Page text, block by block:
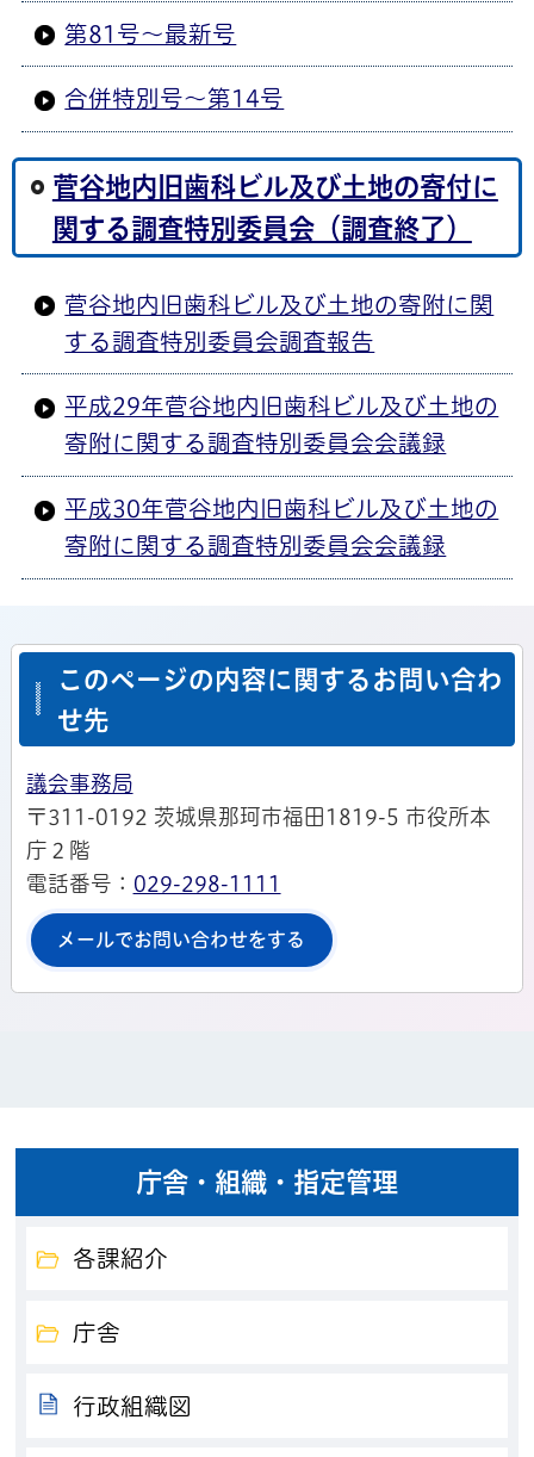
第81号～最新号
合併特別号～第14号
菅谷地内旧歯科ビル及び土地の寄付に
関する調査特別委員会（調査終了）
菅谷地内旧歯科ビル及び土地の寄附に関
する調査特別委員会調査報告
平成29年菅谷地内旧歯科ビル及び土地の
寄附に関する調査特別委員会会議録
平成30年菅谷地内旧歯科ビル及び土地の
寄附に関する調査特別委員会会議録
このページの内容に関するお問い合わ
せ先
議会事務局
〒311-0192 茨城県那珂市福田1819-5 市役所本
庁２階
電話番号： 029-298-1111
メールでお問い合わせをする
庁舎・組織・指定管理
各課紹介
庁舎
行政組織図